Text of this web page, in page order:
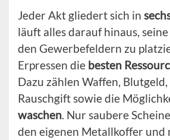
Jeder Akt gliedert sich in
läuft alles darauf hinaus,
den Gewerbefeldern zu
Erpressen die besten
Dazu zählen Waffen, Blutgeld,
Rauschgift sowie die
waschen. Nur saubere
den eigenen Metallkoffer und